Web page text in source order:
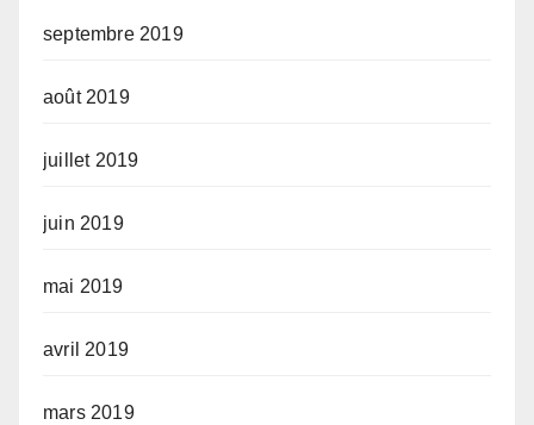
septembre 2019
août 2019
juillet 2019
juin 2019
mai 2019
avril 2019
mars 2019